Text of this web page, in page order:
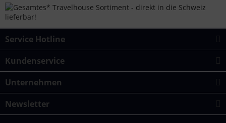
Service Hotline
Kundenservice
Unternehmen
Newsletter